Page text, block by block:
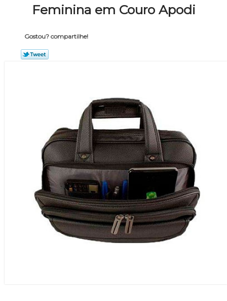
Feminina em Couro Apodi
Gostou? compartilhe!